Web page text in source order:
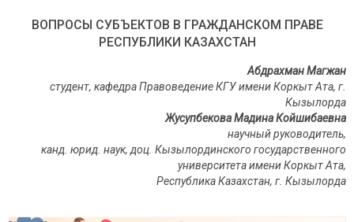
ВОПРОСЫ СУБЪЕКТОВ В ГРАЖДАНСКОМ ПРАВЕ
РЕСПУБЛИКИ КАЗАХСТАН
Абдрахман Магжан
студент, кафедра Правоведение КГУ имени Коркыт Ата, г.
Кызылорда
Жусупбекова Мадина Койшибаевна
научный руководитель,
канд. юрид. наук, доц. Кызылординского государственного
университета имени Коркыт Ата,
Республика Казахстан, г. Кызылорда